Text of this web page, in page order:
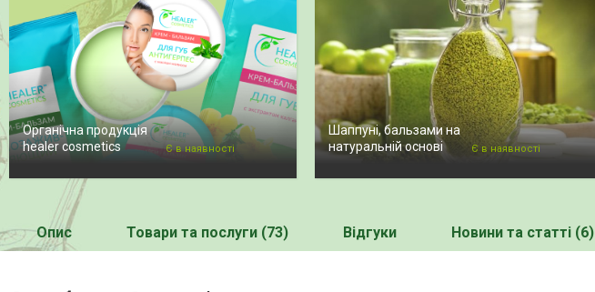
Органічна продукція
healer cosmetics
Є в наявності
Шаппуні, бальзами на
натуральній основі
Є в наявності
Опис Товари та послуги (73) Відгуки Новини та статті (6)